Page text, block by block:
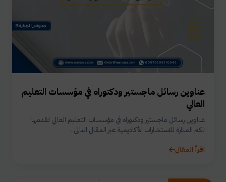
عناوين رسائل ماجستير ودكتوراه في مؤسسات التعليم
العالي
عناوين رسائل ماجستير ودكتوراه في مؤسسات التعليم العالي تقدمها
لكم المنارة للاستشارات الأكاديمية عبر المقال التالي .
اقرأ المقال